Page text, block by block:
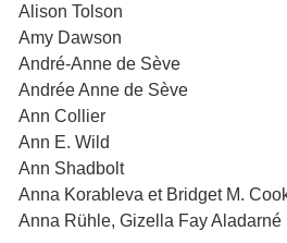
Alison Tolson
Amy Dawson
André-Anne de Sève
Andrée Anne de Sève
Ann Collier
Ann E. Wild
Ann Shadbolt
Anna Korableva et Bridget M.
Anna Rühle, Gizella Fay Aladarné